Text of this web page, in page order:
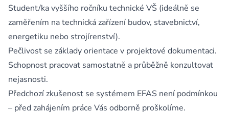
Student/ka vyššího ročníku technické VŠ (ideálně se
zaměřením na technická zařízení budov, stavebnictví,
energetiku nebo strojírenství).
Pečlivost se základy orientace v projektové dokumentaci.
Schopnost pracovat samostatně a průběžně konzultovat
nejasnosti.
Předchozí zkušenost se systémem EFAS není podmínkou
– před zahájením práce Vás odborně proškolíme.